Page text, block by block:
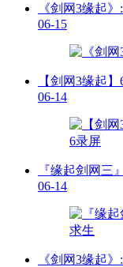
《剑网3缘起
06-15
【剑网3缘起
06-14
『缘起剑网三
06-14
《剑网3缘起